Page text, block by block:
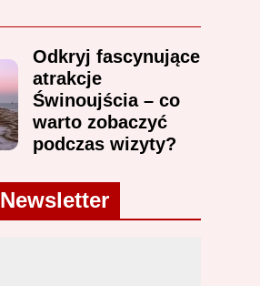
Odkryj fascynujące
atrakcje
Świnoujścia – co
warto zobaczyć
podczas wizyty?
Newsletter